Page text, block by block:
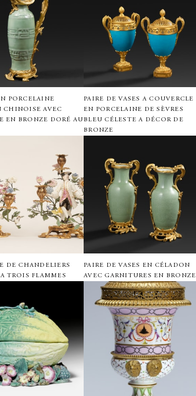
PORCELAINE
CHINOISE AVEC
EN BRONZE DORÉ AU
PAIRE DE VASES A COUVERCLE
EN PORCELAINE DE SÈVRES
BLEU CÉLESTE A DÉCOR DE
BRONZE
DE CHANDELIERS
TROIS FLAMMES
PAIRE DE VASES EN CÉLADON
AVEC GARNITURES EN BRONZE